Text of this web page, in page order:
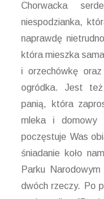
Chorwacka
niespodzianka,
naprawdę
która mieszka
i orzechówkę
ogródka. Jest
panią, która
mleka i domowy
poczęstuje Was
śniadanie koło
Parku
dwóch rzeczy. Po